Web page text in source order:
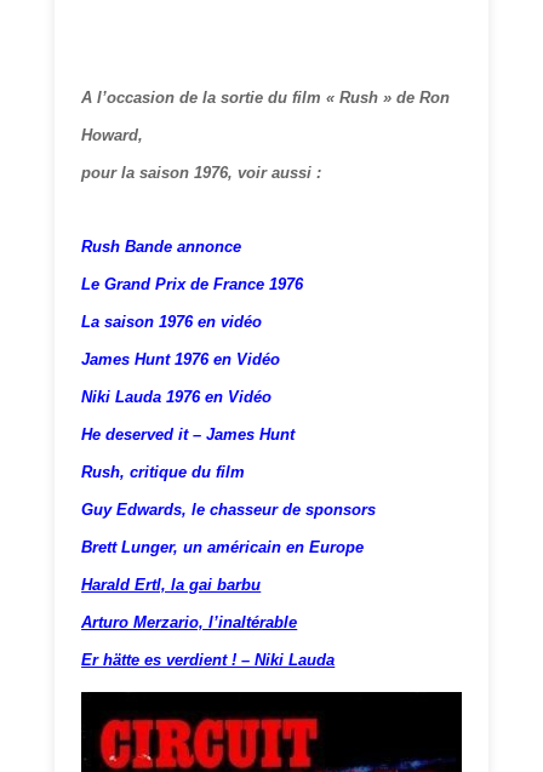
A l’occasion de la sortie du film « Rush » de Ron
Howard,
pour la saison 1976, voir aussi :
Rush Bande annonce
Le Grand Prix de France 1976
La saison 1976 en vidéo
James Hunt 1976 en Vidéo
Niki Lauda 1976 en Vidéo
He deserved it – James Hunt
Rush, critique du film
Guy Edwards, le chasseur de sponsors
Brett Lunger, un américain en Europe
Harald Ertl, la gai barbu
Arturo Merzario, l’inaltérable
Er hätte es verdient ! – Niki Lauda